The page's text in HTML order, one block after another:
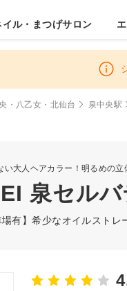
イル・まつげサロン
・八乙女・北仙台 泉中央駅
い大人ヘアカラー！明るめの
泉セル
場有】希少なオイルスト